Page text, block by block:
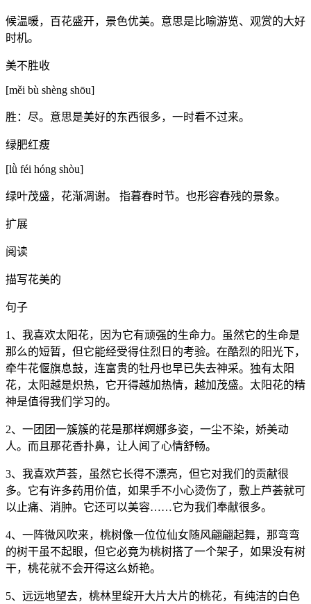
候温暖，百花盛开，景色优美。意思是比喻游览、观赏的大好
时机。
美不胜收
[měi bù shèng shōu]
胜：尽。意思是美好的东西很多，一时看不过来。
绿肥红瘦
[lǜ féi hóng shòu]
绿叶茂盛，花渐凋谢。 指暮春时节。也形容春残的景象。
扩展
阅读
描写花美的
句子
1、我喜欢太阳花，因为它有顽强的生命力。虽然它的生命是
那么的短暂，但它能经受得住烈日的考验。在酷烈的阳光下，
牵牛花偃旗息鼓，连富贵的牡丹也早已失去神采。独有太阳
花，太阳越是炽热，它开得越加热情，越加茂盛。太阳花的精
神是值得我们学习的。
2、一团团一簇簇的花是那样婀娜多姿，一尘不染，娇美动
人。而且那花香扑鼻，让人闻了心情舒畅。
3、我喜欢芦荟，虽然它长得不漂亮，但它对我们的贡献很
多。它有许多药用价值，如果手不小心烫伤了，敷上芦荟就可
以止痛、消肿。它还可以美容……它为我们奉献很多。
4、一阵微风吹来，桃树像一位位仙女随风翩翩起舞，那弯弯
的树干虽不起眼，但它必竟为桃树搭了一个架子，如果没有树
干，桃花就不会开得这么娇艳。
5、远远地望去，桃林里绽开大片大片的桃花，有纯洁的白色